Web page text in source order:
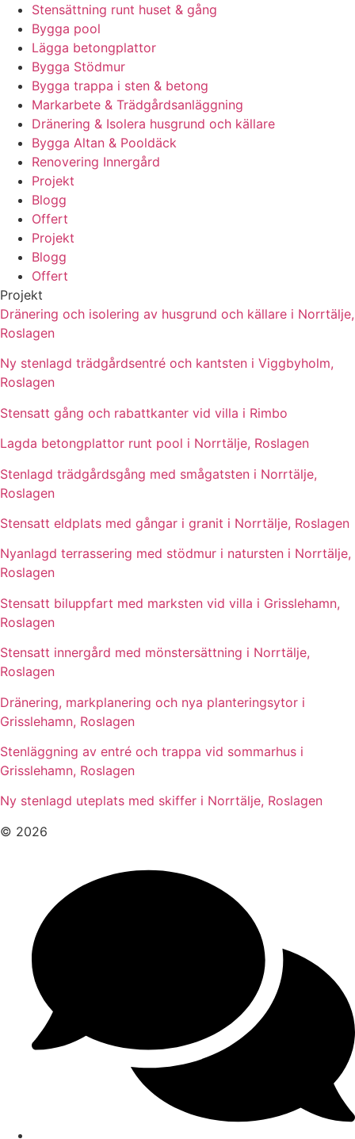
Stensättning runt huset & gång
Bygga pool
Lägga betongplattor
Bygga Stödmur
Bygga trappa i sten & betong
Markarbete & Trädgårdsanläggning
Dränering & Isolera husgrund och källare
Bygga Altan & Pooldäck
Renovering Innergård
Projekt
Blogg
Offert
Projekt
Blogg
Offert
Projekt
Dränering och isolering av husgrund och källare i Norrtälje,
Roslagen
Ny stenlagd trädgårdsentré och kantsten i Viggbyholm,
Roslagen
Stensatt gång och rabattkanter vid villa i Rimbo
Lagda betongplattor runt pool i Norrtälje, Roslagen
Stenlagd trädgårdsgång med smågatsten i Norrtälje,
Roslagen
Stensatt eldplats med gångar i granit i Norrtälje, Roslagen
Nyanlagd terrassering med stödmur i natursten i Norrtälje,
Roslagen
Stensatt biluppfart med marksten vid villa i Grisslehamn,
Roslagen
Stensatt innergård med mönstersättning i Norrtälje,
Roslagen
Dränering, markplanering och nya planteringsytor i
Grisslehamn, Roslagen
Stenläggning av entré och trappa vid sommarhus i
Grisslehamn, Roslagen
Ny stenlagd uteplats med skiffer i Norrtälje, Roslagen
© 2026